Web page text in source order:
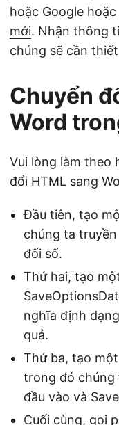
hoặc Google
mới. Nhận thông
chúng sẽ cần
Chuyển
Word
Vui lòng làm theo
đổi HTML sang
Đầu tiên, tạo
chúng ta
đối số.
Thứ hai, tạo
nghĩa định
quả.
Thứ ba, tạo
trong đó chúng
đầu vào và
Cuối cùng, gọi